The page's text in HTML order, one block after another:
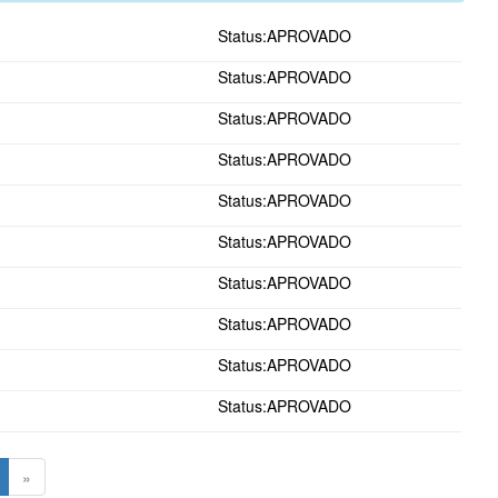
Status:APROVADO
Status:APROVADO
Status:APROVADO
Status:APROVADO
Status:APROVADO
Status:APROVADO
Status:APROVADO
Status:APROVADO
Status:APROVADO
Status:APROVADO
»